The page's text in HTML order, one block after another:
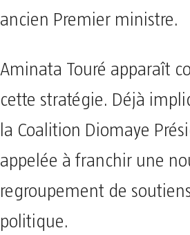
ancien Premier ministre.
Aminata Touré apparaît
cette stratégie. Déjà
la Coalition Diomaye
appelée à franchir une
regroupement de
politique.